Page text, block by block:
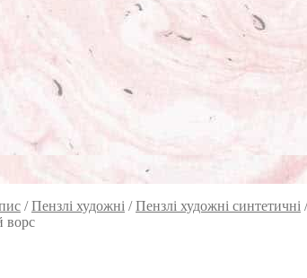
/Пензлі художні /Пензлі художні синтетичні
ворс